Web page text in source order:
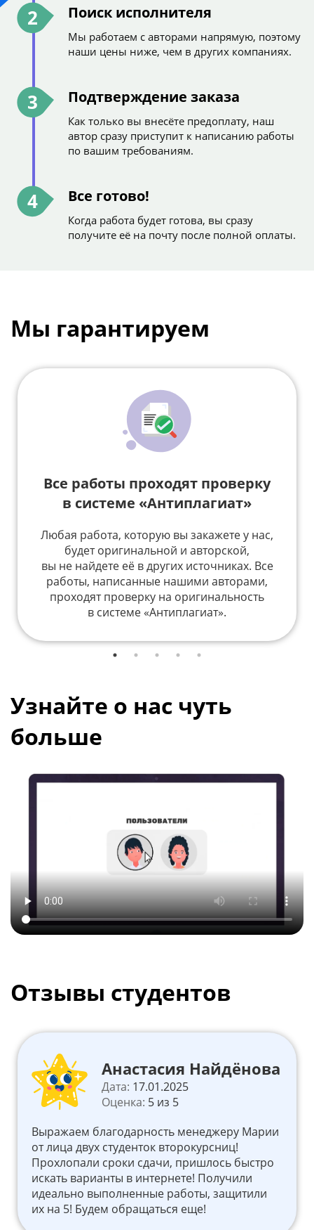
2 Поиск исполнителя
Мы работаем с авторами напрямую, поэтому
наши цены ниже, чем в других компаниях.
3 Подтверждение заказа
Как только вы внесёте предоплату, наш
автор сразу приступит к написанию работы
по вашим требованиям.
4 Все готово!
Когда работа будет готова, вы сразу
получите её на почту после полной оплаты.
Мы гарантируем
Все работы проходят проверку
в системе «Антиплагиат»
Любая работа, которую вы закажете у нас,
будет оригинальной и авторской,
вы не найдете её в других источниках. Все
работы, написанные нашими авторами,
проходят проверку на оригинальность
в системе «Антиплагиат».
Узнайте о нас чуть
больше
Отзывы студентов
Анастасия Найдёнова
Дата: 17.01.2025
Оценка: 5 из 5
Выражаем благодарность менеджеру Марии
от лица двух студенток второкурсниц!
Прохлопали сроки сдачи, пришлось быстро
искать варианты в интернете! Получили
идеально выполненные работы, защитили
их на 5! Будем обращаться еще!